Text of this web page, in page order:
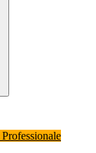
Professionale